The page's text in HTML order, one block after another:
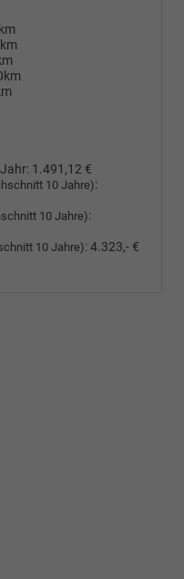
1.491,12 €
10 Jahre):
10 Jahre):
10 Jahre):4.323,- €